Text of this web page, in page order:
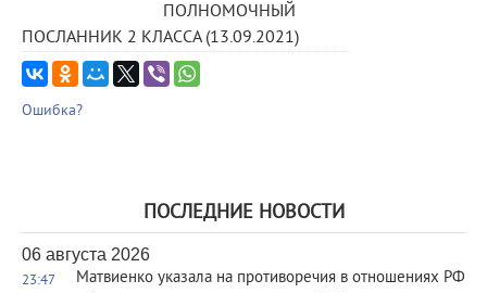
ПОЛНОМОЧНЫЙ
ПОСЛАННИК 2 КЛАССА (13.09.2021)
Ошибка?
ПОСЛЕДНИЕ НОВОСТИ
06 августа 2026
23:47
Матвиенко указала на противоречия в отношениях РФ